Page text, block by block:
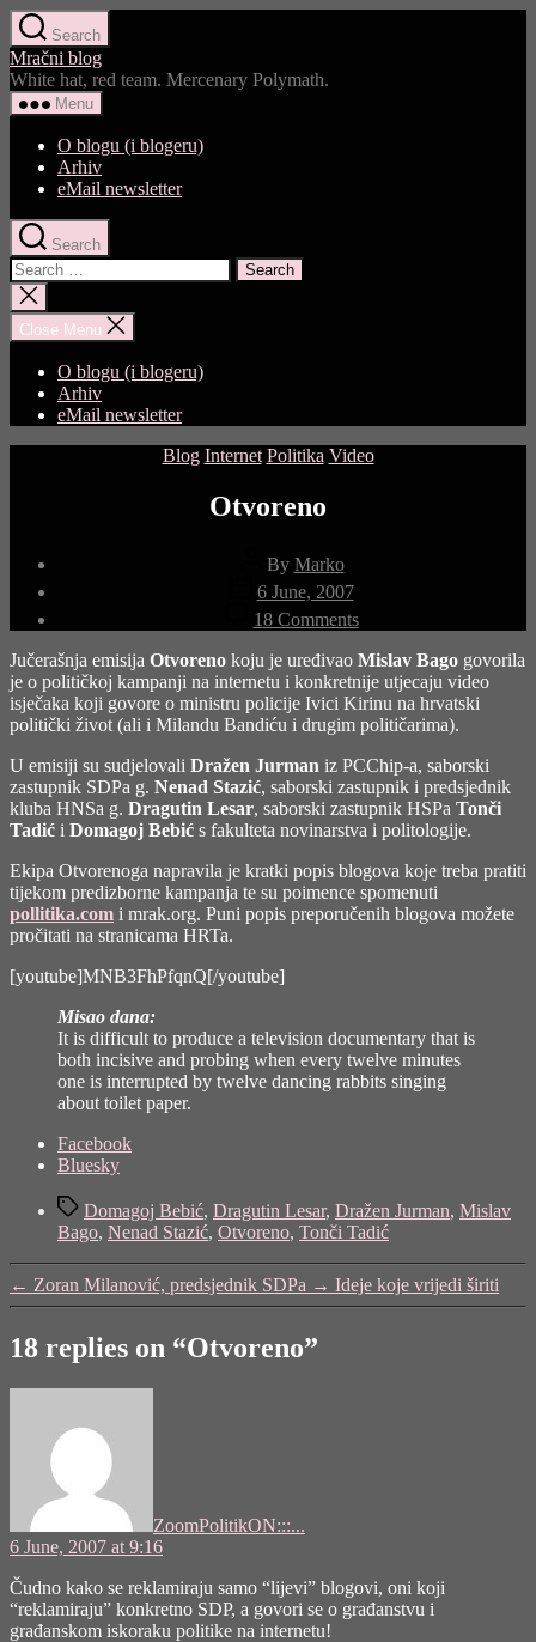
Skip
to
the
content
Search
Mračni blog
White hat, red team. Mercenary Polymath.
Menu
O blogu (i blogeru)
Arhiv
eMail newsletter
Search
Search
for:
Close
search
Close Menu
O blogu (i blogeru)
Arhiv
eMail newsletter
Categories
Blog Internet Politika Video
Otvoreno
Post
author
By Marko
Post
date
6 June, 2007
18 Commentson
Otvoreno
Jučerašnja emisija Otvoreno koju je uređivao Mislav Bago govorila
je o političkoj kampanji na internetu i konkretnije utjecaju video
isječaka koji govore o ministru policije Ivici Kirinu na hrvatski
politički život (ali i Milandu Bandiću i drugim političarima).
U emisiji su sudjelovali Dražen Jurman iz PCChip-a, saborski
zastupnik SDPa g. Nenad Stazić, saborski zastupnik i predsjednik
kluba HNSa g. Dragutin Lesar, saborski zastupnik HSPa Tonči
Tadić i Domagoj Bebić s fakulteta novinarstva i politologije.
Ekipa Otvorenoga napravila je kratki popis blogova koje treba pratiti
tijekom predizborne kampanja te su poimence spomenuti
pollitika.com i mrak.org. Puni popis preporučenih blogova možete
pročitati na stranicama HRTa.
[youtube]MNB3FhPfqnQ[/youtube]
Misao dana:
It is difficult to produce a television documentary that is
both incisive and probing when every twelve minutes
one is interrupted by twelve dancing rabbits singing
about toilet paper.
Share
"Otvoreno"
Facebook
Bluesky
TagsDomagoj Bebić, Dragutin Lesar, Dražen Jurman, Mislav
Bago, Nenad Stazić, Otvoreno, Tonči Tadić
← Zoran Milanović, predsjednik SDPa → Ideje koje vrijedi širiti
18 replies on “Otvoreno”
ZoomPolitikON:::...
6 June, 2007 at 9:16
Čudno kako se reklamiraju samo “lijevi” blogovi, oni koji
“reklamiraju” konkretno SDP, a govori se o građanstvu i
građanskom iskoraku politike na internetu!